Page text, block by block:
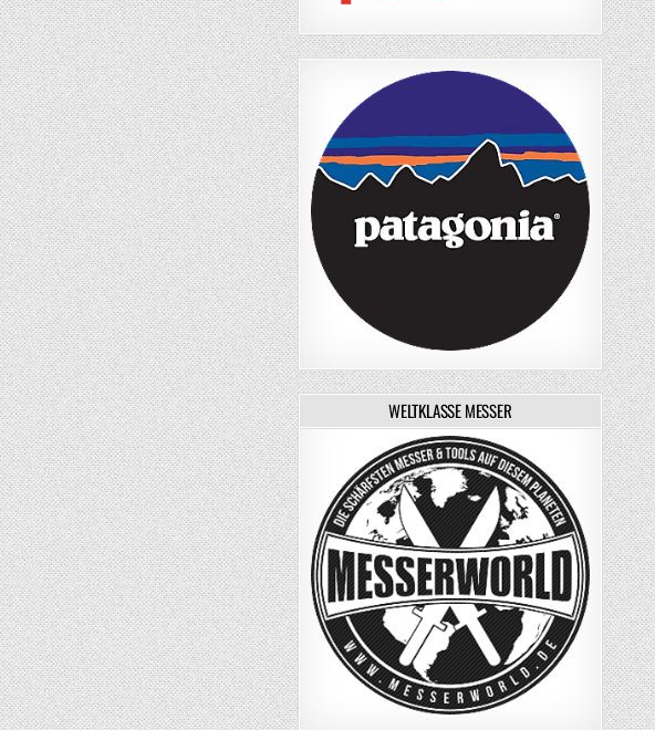
WELTKLASSE MESSER